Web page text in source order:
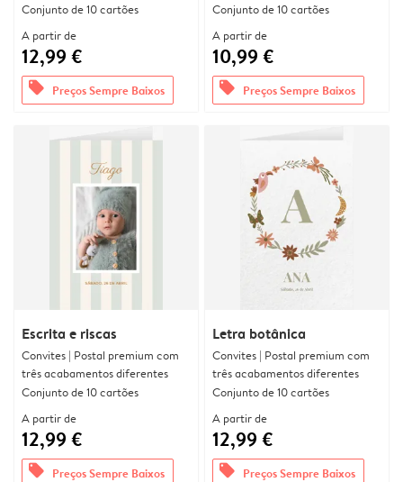
Conjunto de 10 cartões
A partir de
12,99 €
offers Preços Sempre Baixos
Conjunto de 10 cartões
A partir de
10,99 €
offers Preços Sempre Baixos
Escrita e riscas
Convites | Postal premium com
três acabamentos diferentes
Conjunto de 10 cartões
A partir de
12,99 €
offers Preços Sempre Baixos
Letra botânica
Convites | Postal premium com
três acabamentos diferentes
Conjunto de 10 cartões
A partir de
12,99 €
offers Preços Sempre Baixos